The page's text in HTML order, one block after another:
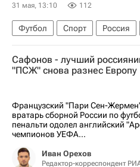
31 мая, 13:10 112
Футбол Спорт Россия
Валерий Газзаев
Матвей
Пари Сен-Жермен (ПСЖ)
Сафонов - лучший
"ПСЖ" снова разнес Европу
Французский "Пари Сен-
вратарь сборной России по
пенальти одолел английский
чемпионов УЕФА...
Иван Орехов
Редактор-корреспондент